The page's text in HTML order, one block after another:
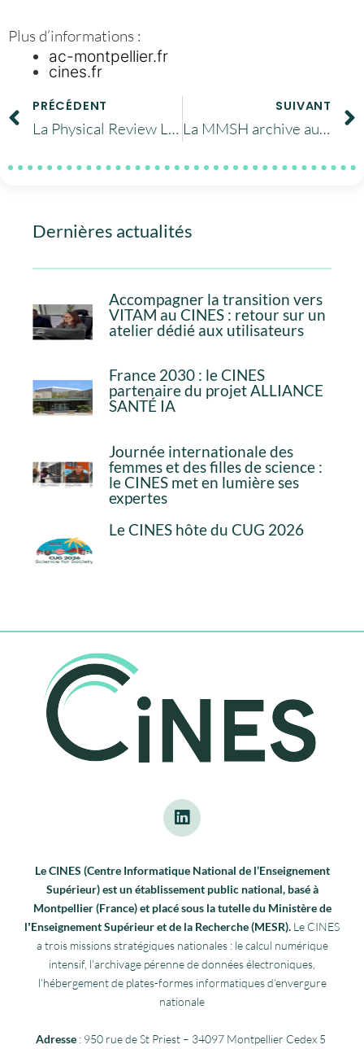
Plus d’informations :
ac-montpellier.fr
cines.fr
PRÉCÉDENT
La Physical Review Letters parle du CINES
SUIVANT
La MMSH archive au CINES
Dernières actualités
Accompagner la transition vers
VITAM au CINES : retour sur un
atelier dédié aux utilisateurs
France 2030 : le CINES
partenaire du projet ALLIANCE
SANTÉ IA
Journée internationale des
femmes et des filles de science :
le CINES met en lumière ses
expertes
Le CINES hôte du CUG 2026
Le CINES (Centre Informatique National de l’Enseignement
Supérieur) est un établissement public national, basé à
Montpellier (France) et placé sous la tutelle du Ministère de
lʼEnseignement Supérieur et de la Recherche (MESR). Le CINES
a trois missions stratégiques nationales : le calcul numérique
intensif, l’archivage pérenne de données électroniques,
l’hébergement de plates-formes informatiques d’envergure
nationale
Adresse : 950 rue de St Priest – 34097 Montpellier Cedex 5